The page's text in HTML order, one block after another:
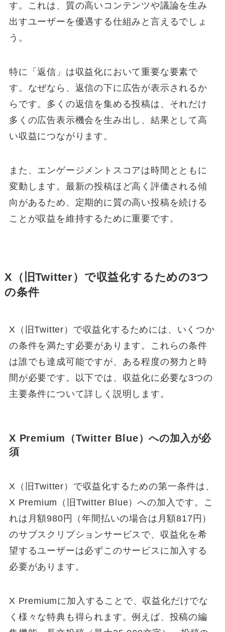
す。これは、質の高いコンテンツや議論を生み
出すユーザーを優遇する仕組みと言えるでしょ
う。
特に「返信」は収益化において重要な要素で
す。なぜなら、返信の下に広告が表示されるか
らです。多くの返信を集める投稿は、それだけ
多くの広告表示機会を生み出し、結果として高
い収益につながります。
また、エンゲージメントスコアは時間とともに
変動します。最新の投稿ほど高く評価される傾
向があるため、定期的に質の高い投稿を続ける
ことが収益を維持するために重要です。
X（旧Twitter）で収益化するための3つ
の条件
X（旧Twitter）で収益化するためには、いくつか
の条件を満たす必要があります。これらの条件
は誰でも達成可能ですが、ある程度の努力と時
間が必要です。以下では、収益化に必要な3つの
主要条件について詳しく説明します。
X Premium（Twitter Blue）への加入が必
須
X（旧Twitter）で収益化するための第一条件は、
X Premium（旧Twitter Blue）への加入です。こ
れは月額980円（年間払いの場合は月額817円）
のサブスクリプションサービスで、収益化を希
望するユーザーは必ずこのサービスに加入する
必要があります。
X Premiumに加入することで、収益化だけでな
く様々な特典も得られます。例えば、投稿の編